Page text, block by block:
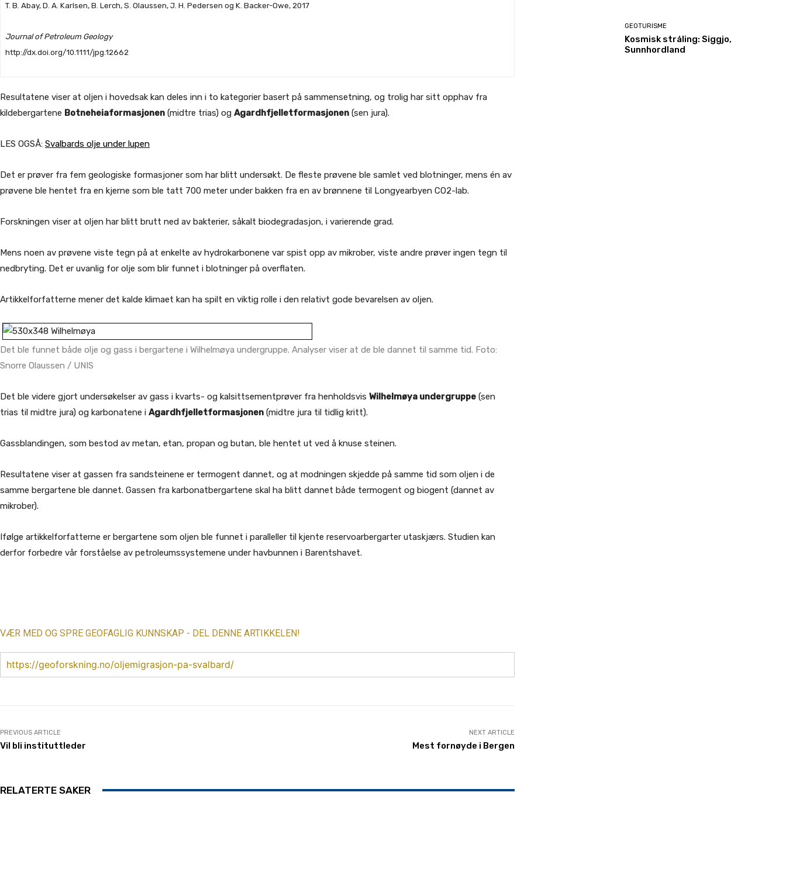
T. B. Abay, D. A. Karlsen, B. Lerch, S. Olaussen, J. H. Pedersen og K. Backer-Owe, 2017
Journal of Petroleum Geology
http://dx.doi.org/10.1111/jpg.12662
Resultatene viser at oljen i hovedsak kan deles inn i to kategorier basert på sammensetning, og trolig har sitt opphav fra
kildebergartene Botneheiaformasjonen (midtre trias) og Agardhfjelletformasjonen (sen jura).
LES OGSÅ: Svalbards olje under lupen
Det er prøver fra fem geologiske formasjoner som har blitt undersøkt. De fleste prøvene ble samlet ved blotninger, mens én av
prøvene ble hentet fra en kjerne som ble tatt 700 meter under bakken fra en av brønnene til Longyearbyen CO2-lab.
Forskningen viser at oljen har blitt brutt ned av bakterier, såkalt biodegradasjon, i varierende grad.
Mens noen av prøvene viste tegn på at enkelte av hydrokarbonene var spist opp av mikrober, viste andre prøver ingen tegn til
nedbryting. Det er uvanlig for olje som blir funnet i blotninger på overflaten.
Artikkelforfatterne mener det kalde klimaet kan ha spilt en viktig rolle i den relativt gode bevarelsen av oljen.
Det ble funnet både olje og gass i bergartene i Wilhelmøya undergruppe. Analyser viser at de ble dannet til samme tid. Foto:
Snorre Olaussen / UNIS
Det ble videre gjort undersøkelser av gass i kvarts- og kalsittsementprøver fra henholdsvis Wilhelmøya undergruppe (sen
trias til midtre jura) og karbonatene i Agardhfjelletformasjonen (midtre jura til tidlig kritt).
Gassblandingen, som bestod av metan, etan, propan og butan, ble hentet ut ved å knuse steinen.
Resultatene viser at gassen fra sandsteinene er termogent dannet, og at modningen skjedde på samme tid som oljen i de
samme bergartene ble dannet. Gassen fra karbonatbergartene skal ha blitt dannet både termogent og biogent (dannet av
mikrober).
Ifølge artikkelforfatterne er bergartene som oljen ble funnet i paralleller til kjente reservoarbergarter utaskjærs. Studien kan
derfor forbedre vår forståelse av petroleumssystemene under havbunnen i Barentshavet.
VÆR MED OG SPRE GEOFAGLIG KUNNSKAP - DEL DENNE ARTIKKELEN!
https://geoforskning.no/oljemigrasjon-pa-svalbard/
PREVIOUS ARTICLE
Vil bli instituttleder
NEXT ARTICLE
Mest fornøyde i Bergen
RELATERTE SAKER
GEOTURISME
Kosmisk stråling: Siggjo,
Sunnhordland